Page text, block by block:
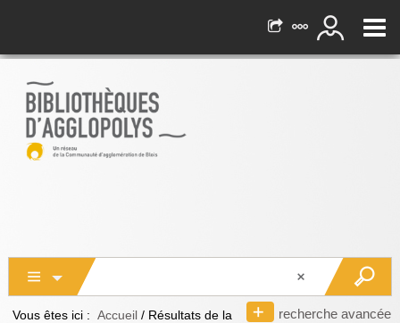
recherche avancée
Vous êtes ici : Accueil / Résultats de la